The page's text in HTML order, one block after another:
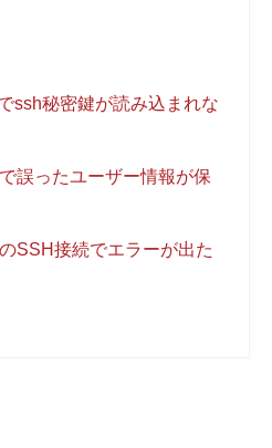
ssh秘密鍵が読み込まれな
誤ったユーザー情報が保
SSH接続でエラーが出た